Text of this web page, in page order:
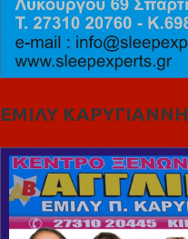
ΕΜΙΛΥ ΚΑΡΥΓΙΑΝΝΗ